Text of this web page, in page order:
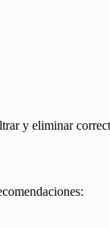
y eliminar